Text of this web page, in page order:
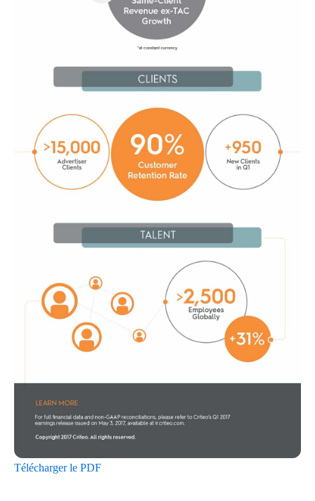
Télécharger le PDF